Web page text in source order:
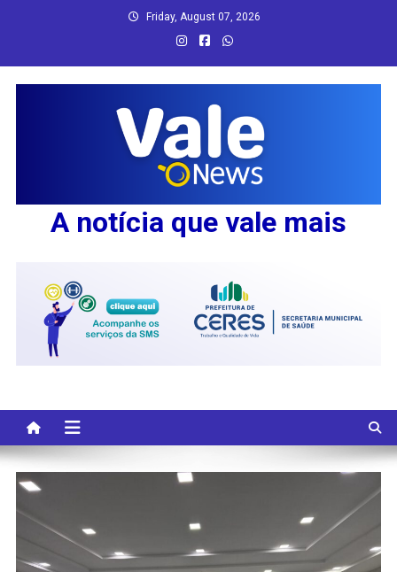
Friday, August 07, 2026
A notícia que vale mais